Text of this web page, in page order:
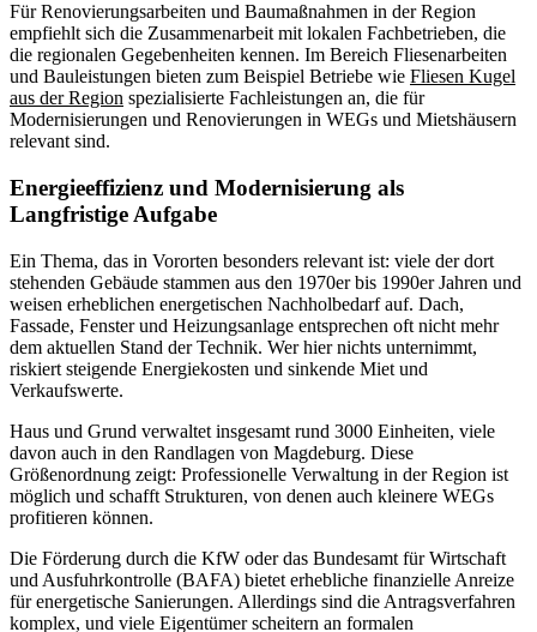
Für Renovierungsarbeiten und Baumaßnahmen in der Region
empfiehlt sich die Zusammenarbeit mit lokalen Fachbetrieben, die
die regionalen Gegebenheiten kennen. Im Bereich Fliesenarbeiten
und Bauleistungen bieten zum Beispiel Betriebe wie Fliesen Kugel
aus der Region spezialisierte Fachleistungen an, die für
Modernisierungen und Renovierungen in WEGs und Mietshäusern
relevant sind.
Energieeffizienz und Modernisierung als
Langfristige Aufgabe
Ein Thema, das in Vororten besonders relevant ist: viele der dort
stehenden Gebäude stammen aus den 1970er bis 1990er Jahren und
weisen erheblichen energetischen Nachholbedarf auf. Dach,
Fassade, Fenster und Heizungsanlage entsprechen oft nicht mehr
dem aktuellen Stand der Technik. Wer hier nichts unternimmt,
riskiert steigende Energiekosten und sinkende Miet und
Verkaufswerte.
Haus und Grund verwaltet insgesamt rund 3000 Einheiten, viele
davon auch in den Randlagen von Magdeburg. Diese
Größenordnung zeigt: Professionelle Verwaltung in der Region ist
möglich und schafft Strukturen, von denen auch kleinere WEGs
profitieren können.
Die Förderung durch die KfW oder das Bundesamt für Wirtschaft
und Ausfuhrkontrolle (BAFA) bietet erhebliche finanzielle Anreize
für energetische Sanierungen. Allerdings sind die Antragsverfahren
komplex, und viele Eigentümer scheitern an formalen